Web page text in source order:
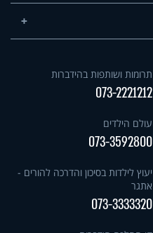
תרומות ושותפות בהידברות
073-2221212
עולם הילדים
073-3592800
יעוץ לילדות בסיכון והדרכה להורים -
אתגר
073-3333320